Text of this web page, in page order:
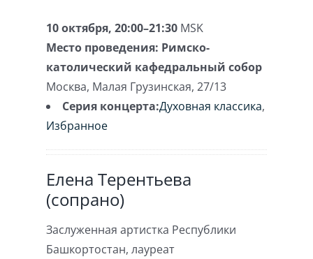
10 октября, 20:00–21:30 MSK
Место проведения: Римско-
католический кафедральный собор
Москва, Малая Грузинская, 27/13
Серия концерта:Духовная классика,
Избранное
Елена Терентьева
(сопрано)
Заслуженная артистка Республики
Башкортостан, лауреат